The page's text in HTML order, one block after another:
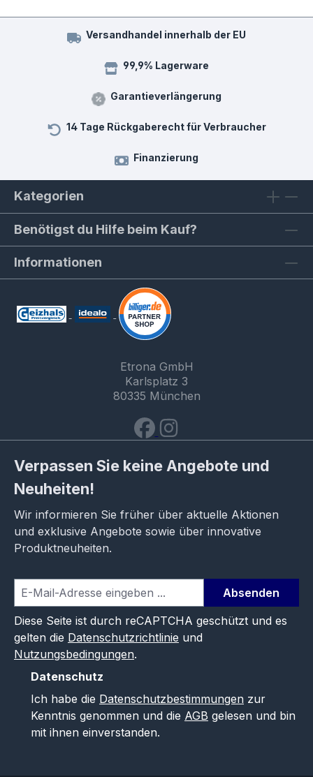
Versandhandel innerhalb der EU
99,9% Lagerware
Garantieverlängerung
14 Tage Rückgaberecht für Verbraucher
Finanzierung
Kategorien
Benötigst du Hilfe beim Kauf?
Informationen
Etrona GmbH
Karlsplatz 3
80335 München
Verpassen Sie keine Angebote und
Neuheiten!
Wir informieren Sie früher über aktuelle Aktionen
und exklusive Angebote sowie über innovative
Produktneuheiten.
Absenden
Diese Seite ist durch reCAPTCHA geschützt und es
gelten die Datenschutzrichtlinie und
Nutzungsbedingungen.
Datenschutz
Ich habe die Datenschutzbestimmungen zur
Kenntnis genommen und die AGB gelesen und bin
mit ihnen einverstanden.